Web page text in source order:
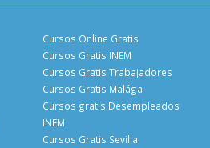
Cursos Online Gratis
Cursos Gratis INEM
Cursos Gratis Trabajadores
Cursos Gratis Malága
Cursos gratis Desempleados
INEM
Cursos Gratis Sevilla